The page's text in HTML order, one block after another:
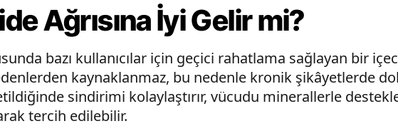
Ağrısına İyi Gelir mi?
bazı kullanıcılar için geçici rahatlama sağlayan bir
kaynaklanmaz, bu nedenle kronik şikâyetlerde
sindirimi kolaylaştırır, vücudu minerallerle
tercih edilebilir.